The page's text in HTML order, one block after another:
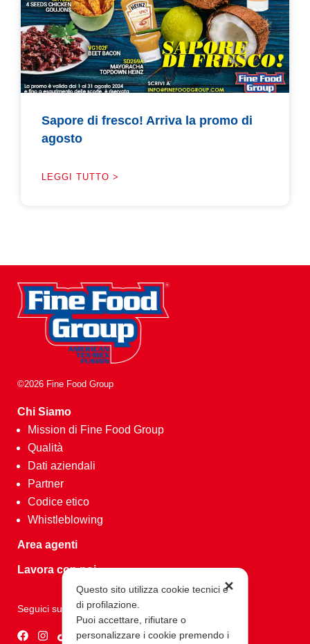
AREA AGENTI
Sapore di fresco! Arriva la promo di
agosto
LEGGI TUTTO >
©2026 Fine Food Group
Chi Siamo
Mission di Fine Food Group
Qualità
Dati aziendali
Partner
Codice etico
Whistleblowing
Area agenti
Lavora con noi
Seguici su
✕
Questo sito utilizza cookie tecnici e
di profilazione.
Puoi accettare, rifiutare o
personalizzare i cookie premendo i